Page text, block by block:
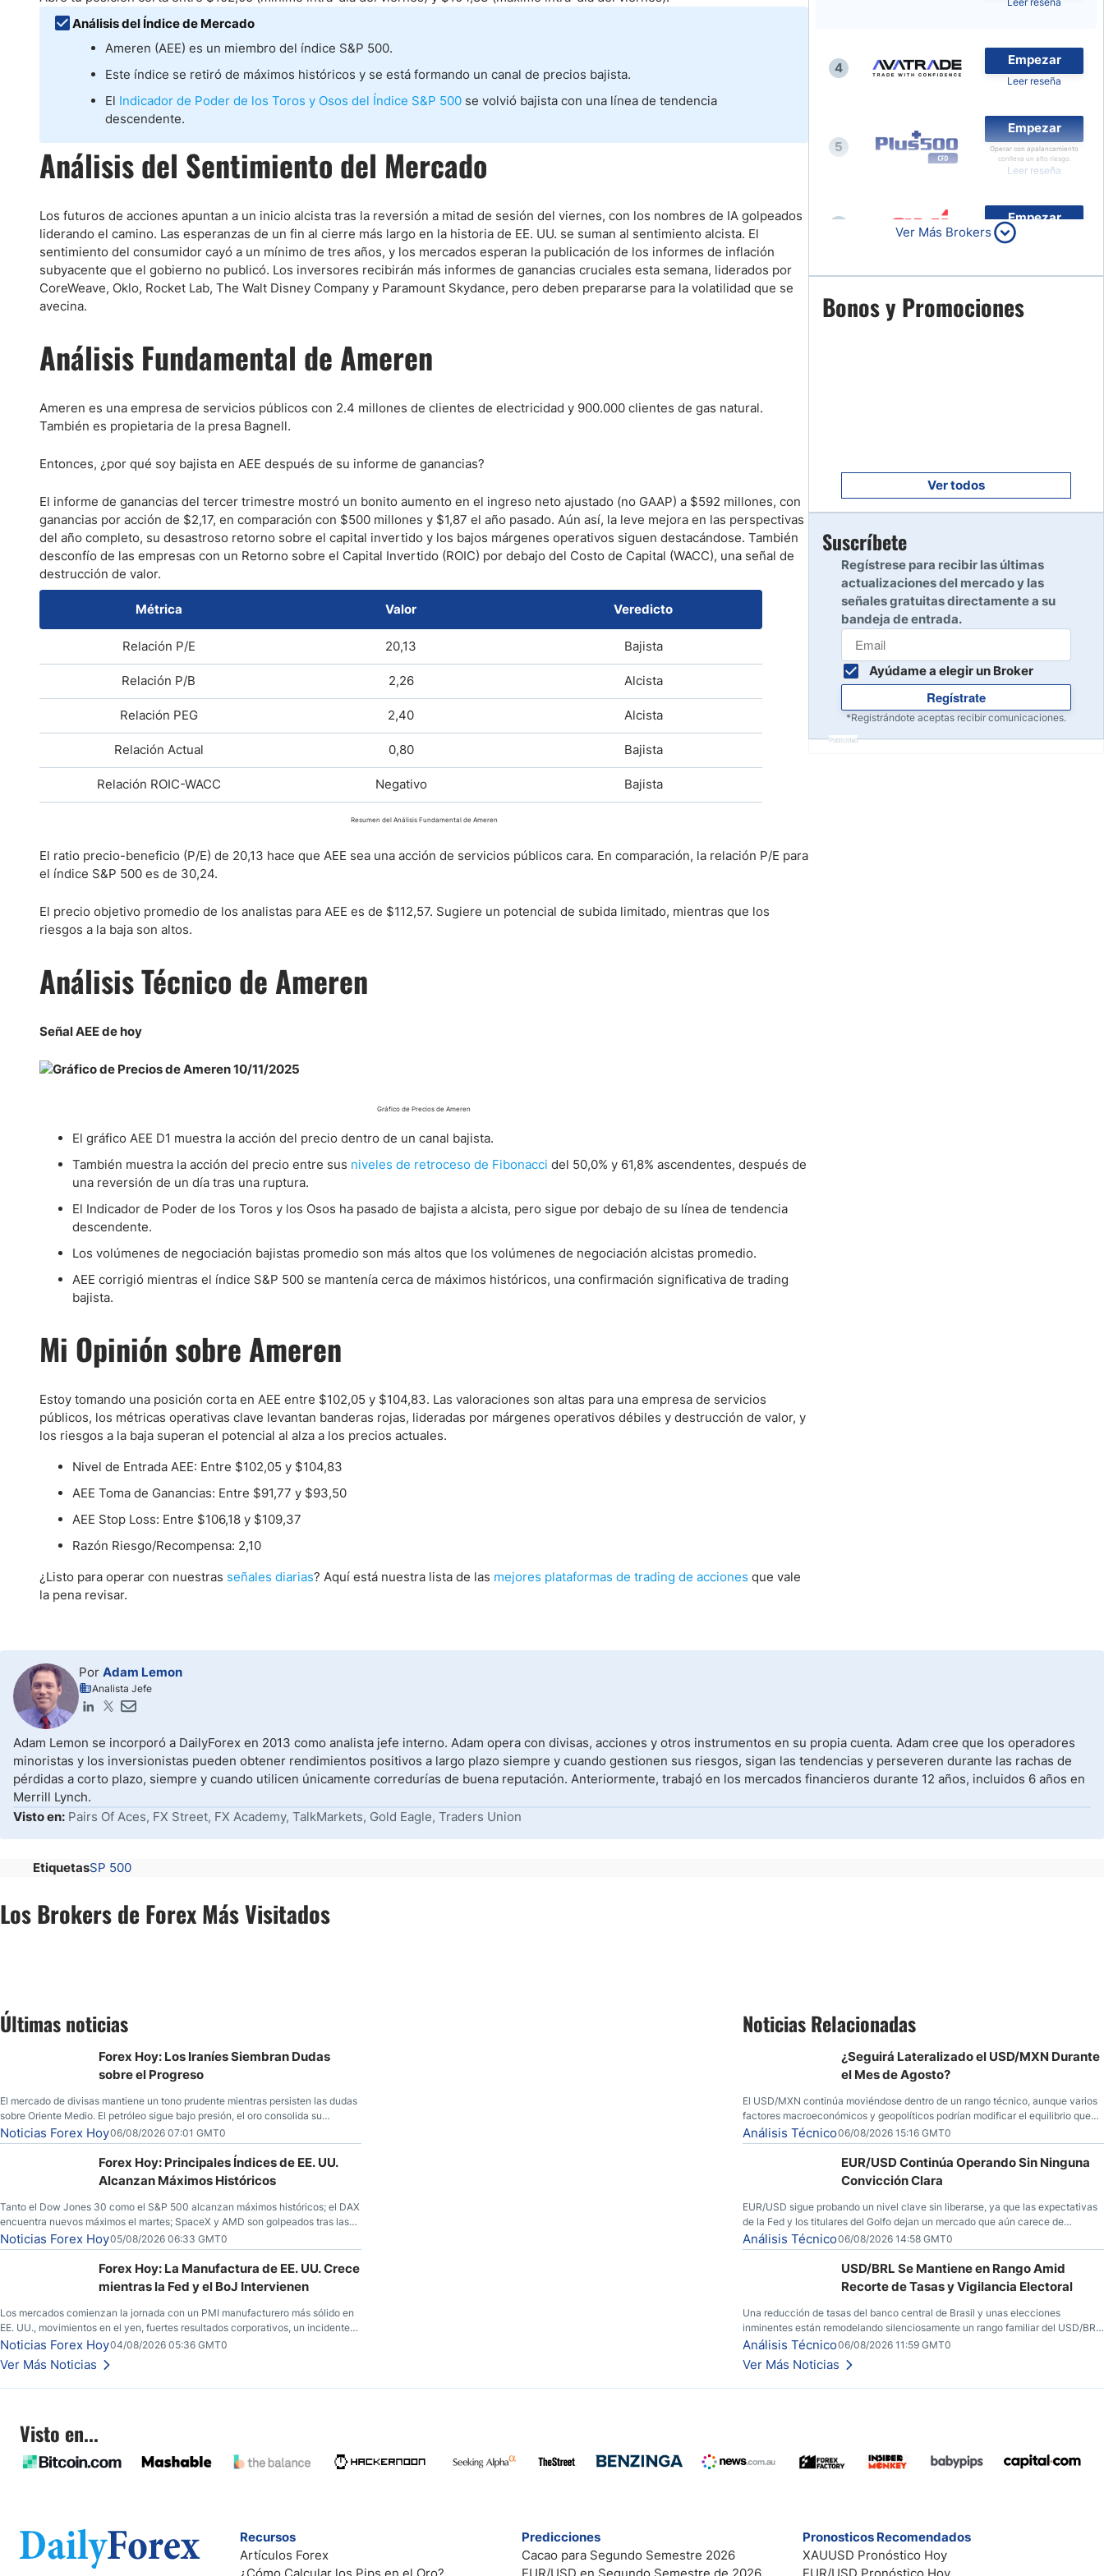
Paraguay
Panama
Latinoamérica
Estados Unidos
Nasdaq 100
IBEX 35
Todos los índices
Nvidia (NVDA)
Banco Santander (SAN)
Todas las Acciones
Análisis del Índice de Mercado
Ameren (AEE) es un miembro del índice S&P 500.
Este índice se retiró de máximos históricos y se está formando un canal de precios bajista.
El Indicador de Poder de los Toros y Osos del Índice S&P 500 se volvió bajista con una línea de tendencia
descendente.
Análisis del Sentimiento del Mercado
Los futuros de acciones apuntan a un inicio alcista tras la reversión a mitad de sesión del viernes, con los nombres de IA golpeados
liderando el camino. Las esperanzas de un fin al cierre más largo en la historia de EE. UU. se suman al sentimiento alcista. El
sentimiento del consumidor cayó a un mínimo de tres años, y los mercados esperan la publicación de los informes de inflación
subyacente que el gobierno no publicó. Los inversores recibirán más informes de ganancias cruciales esta semana, liderados por
CoreWeave, Oklo, Rocket Lab, The Walt Disney Company y Paramount Skydance, pero deben prepararse para la volatilidad que se
avecina.
Análisis Fundamental de Ameren
Ameren es una empresa de servicios públicos con 2.4 millones de clientes de electricidad y 900.000 clientes de gas natural.
También es propietaria de la presa Bagnell.
Entonces, ¿por qué soy bajista en AEE después de su informe de ganancias?
El informe de ganancias del tercer trimestre mostró un bonito aumento en el ingreso neto ajustado (no GAAP) a $592 millones, con
ganancias por acción de $2,17, en comparación con $500 millones y $1,87 el año pasado. Aún así, la leve mejora en las perspectivas
del año completo, su desastroso retorno sobre el capital invertido y los bajos márgenes operativos siguen destacándose. También
desconfío de las empresas con un Retorno sobre el Capital Invertido (ROIC) por debajo del Costo de Capital (WACC), una señal de
destrucción de valor.
Métrica Valor Veredicto
Relación P/E 20,13 Bajista
Relación P/B 2,26 Alcista
Relación PEG 2,40 Alcista
Relación Actual 0,80 Bajista
Relación ROIC-WACC Negativo Bajista
Resumen del Análisis Fundamental de Ameren
El ratio precio-beneficio (P/E) de 20,13 hace que AEE sea una acción de servicios públicos cara. En comparación, la relación P/E para
el índice S&P 500 es de 30,24.
El precio objetivo promedio de los analistas para AEE es de $112,57. Sugiere un potencial de subida limitado, mientras que los
riesgos a la baja son altos.
Análisis Técnico de Ameren
Señal AEE de hoy
Gráfico de Precios de Ameren
El gráfico AEE D1 muestra la acción del precio dentro de un canal bajista.
También muestra la acción del precio entre sus niveles de retroceso de Fibonacci del 50,0% y 61,8% ascendentes, después de
una reversión de un día tras una ruptura.
El Indicador de Poder de los Toros y los Osos ha pasado de bajista a alcista, pero sigue por debajo de su línea de tendencia
descendente.
Los volúmenes de negociación bajistas promedio son más altos que los volúmenes de negociación alcistas promedio.
AEE corrigió mientras el índice S&P 500 se mantenía cerca de máximos históricos, una confirmación significativa de trading
bajista.
Mi Opinión sobre Ameren
Estoy tomando una posición corta en AEE entre $102,05 y $104,83. Las valoraciones son altas para una empresa de servicios
públicos, los métricas operativas clave levantan banderas rojas, lideradas por márgenes operativos débiles y destrucción de valor, y
los riesgos a la baja superan el potencial al alza a los precios actuales.
Nivel de Entrada AEE: Entre $102,05 y $104,83
AEE Toma de Ganancias: Entre $91,77 y $93,50
AEE Stop Loss: Entre $106,18 y $109,37
Razón Riesgo/Recompensa: 2,10
¿Listo para operar con nuestras señales diarias? Aquí está nuestra lista de las mejores plataformas de trading de acciones que vale
la pena revisar.
4
Empezar
Leer reseña
5
Empezar
Operar con apalancamiento
conlleva un alto riesgo.
Leer reseña
Empezar
Leer reseña
7
Leer reseña
Leer reseña
10
Ver Más Brokers
Bonos y Promociones
Ver todos
Suscríbete
Regístrese para recibir las últimas
actualizaciones del mercado y las
señales gratuitas directamente a su
bandeja de entrada.
Ayúdame a elegir un Broker
Regístrate
*Registrándote aceptas recibir comunicaciones.
Publicidad
Por Adam Lemon
Analista Jefe
Adam Lemon se incorporó a DailyForex en 2013 como analista jefe interno. Adam opera con divisas, acciones y otros instrumentos en su propia cuenta. Adam cree que los operadores
minoristas y los inversionistas pueden obtener rendimientos positivos a largo plazo siempre y cuando gestionen sus riesgos, sigan las tendencias y perseveren durante las rachas de
pérdidas a corto plazo, siempre y cuando utilicen únicamente corredurías de buena reputación. Anteriormente, trabajó en los mercados financieros durante 12 años, incluidos 6 años en
Merrill Lynch.
Visto en: Pairs Of Aces, FX Street, FX Academy, TalkMarkets, Gold Eagle, Traders Union
EtiquetasSP 500
Los Brokers de Forex Más Visitados
Últimas noticias
Forex Hoy: Los Iraníes Siembran Dudas
sobre el Progreso
El mercado de divisas mantiene un tono prudente mientras persisten las dudas
sobre Oriente Medio. El petróleo sigue bajo presión, el oro consolida su
fortaleza y los operadores esperan nuevas referencias económicas desde
Estados Unidos.
Noticias Forex Hoy06/08/2026 07:01 GMT0
Forex Hoy: Principales Índices de EE. UU.
Alcanzan Máximos Históricos
Tanto el Dow Jones 30 como el S&P 500 alcanzan máximos históricos; el DAX
encuentra nuevos máximos el martes; SpaceX y AMD son golpeados tras las
llamadas de ganancias; el petróleo crudo cae por debajo de los $80 con
nuevas esperanzas; el dólar estadounidense continúa intentando estabilizarse
frente al yen; el peso mexicano ve un repunte a medida que las tasas caen en
Noticias Forex Hoy05/08/2026 06:33 GMT0
Forex Hoy: La Manufactura de EE. UU. Crece
mientras la Fed y el BoJ Intervienen
Los mercados comienzan la jornada con un PMI manufacturero más sólido en
EE. UU., movimientos en el yen, fuertes resultados corporativos, un incidente
de seguridad en Bitcoin y nuevas señales desde el mercado del petróleo.
Noticias Forex Hoy04/08/2026 05:36 GMT0
Ver Más Noticias
Noticias Relacionadas
¿Seguirá Lateralizado el USD/MXN Durante
el Mes de Agosto?
El USD/MXN continúa moviéndose dentro de un rango técnico, aunque varios
factores macroeconómicos y geopolíticos podrían modificar el equilibrio que
ha dominado al mercado en las últimas semanas.
Análisis Técnico06/08/2026 15:16 GMT0
EUR/USD Continúa Operando Sin Ninguna
Convicción Clara
EUR/USD sigue probando un nivel clave sin liberarse, ya que las expectativas
de la Fed y los titulares del Golfo dejan un mercado que aún carece de
convicción real.
Análisis Técnico06/08/2026 14:58 GMT0
USD/BRL Se Mantiene en Rango Amid
Recorte de Tasas y Vigilancia Electoral
Una reducción de tasas del banco central de Brasil y unas elecciones
inminentes están remodelando silenciosamente un rango familiar del USD/BRL.
Una reducción de tasas por parte del banco central de Brasil y unas elecciones
inminentes están remodelando silenciosamente un rango familiar del USD/BRL.
Esto es lo que los traders están observando a continuación.
Análisis Técnico06/08/2026 11:59 GMT0
Ver Más Noticias
Visto en...
Recursos
Artículos Forex
Predicciones
Cacao para Segundo Semestre 2026
Pronosticos Recomendados
XAUUSD Pronóstico Hoy